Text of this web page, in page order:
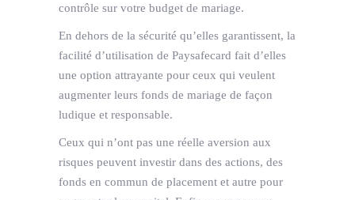
contrôle sur votre budget de mariage.
En dehors de la sécurité qu’elles garantissent, la
facilité d’utilisation de Paysafecard fait d’elles
une option attrayante pour ceux qui veulent
augmenter leurs fonds de mariage de façon
ludique et responsable.
Ceux qui n’ont pas une réelle aversion aux
risques peuvent investir dans des actions, des
fonds en commun de placement et autre pour